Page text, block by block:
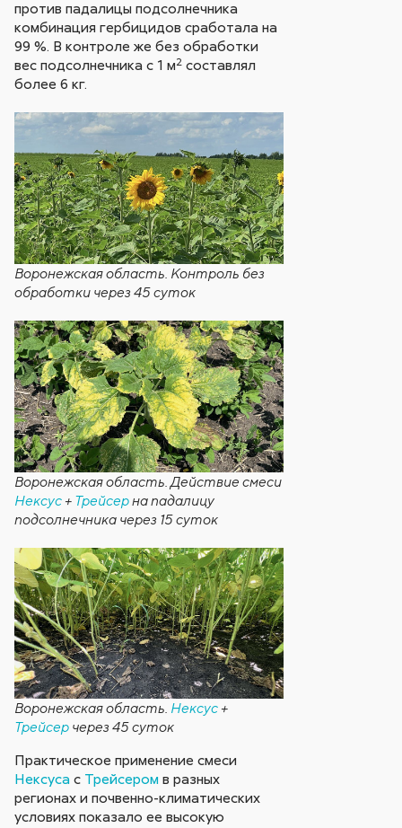
против падалицы подсолнечника
комбинация гербицидов сработала на
99 %. В контроле же без обработки
вес подсолнечника с 1 м2 составлял
более 6 кг.
Воронежская область. Контроль без
обработки через 45 суток
Воронежская область. Действие смеси
Нексус + Трейсерна падалицу
подсолнечника через 15 суток
Воронежская область. Нексус +
Трейсер через 45 суток
Практическое применение смеси
Нексуса с Трейсером в разных
регионах и почвенно-климатических
условиях показало ее высокую